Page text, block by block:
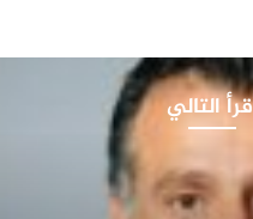
التالي